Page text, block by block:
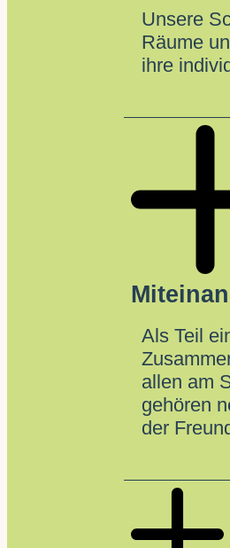
Unsere
Räume
ihre
Als Teil
allen am
gehören
der